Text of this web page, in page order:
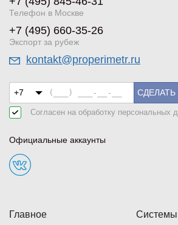
Главное Системы
Телефон в Москве
+7 (495) 660-35-26
Экспорт за рубеж
kontakt@properimetr.ru
СДЕЛАТЬ
Согласен на обработку персональных
Официальные аккаунты